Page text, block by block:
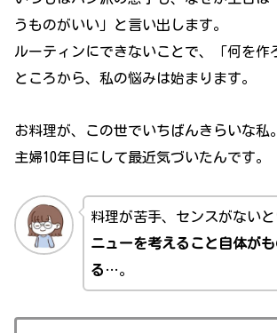
うものがいい」と言い出します。
ルーティンにできないことで、「何を
ところから、私の悩みは始まります。
お料理が、この世でいちばんきらいな私。
主婦10年目にして最近気づいたんです。
料理が苦手、センスがないと
ニューを考えること自体が
る …。